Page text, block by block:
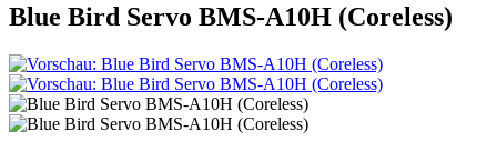
Blue Bird Servo BMS-A10H (Coreless)